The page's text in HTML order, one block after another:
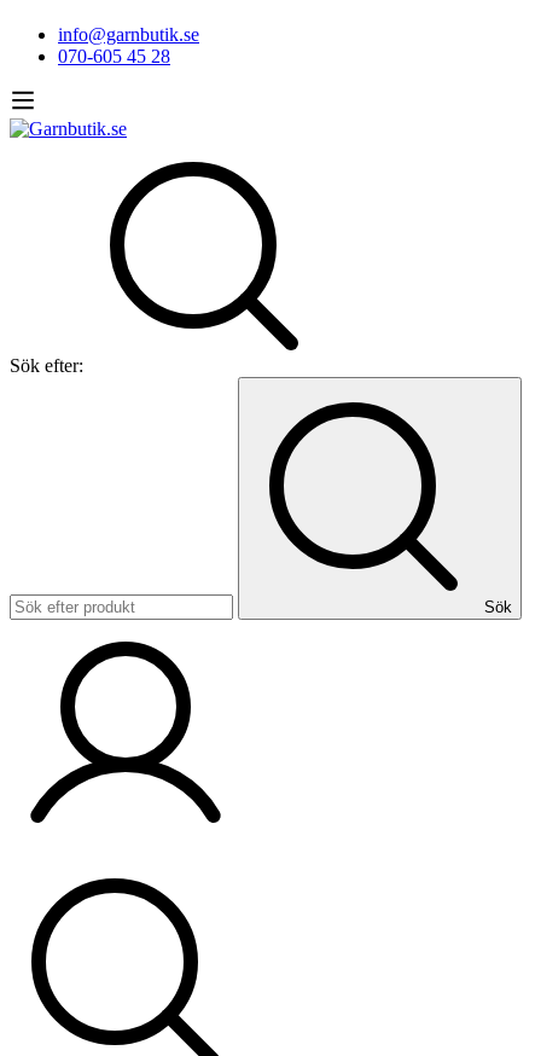
info@garnbutik.se
070-605 45 28
Sök efter:
Sök